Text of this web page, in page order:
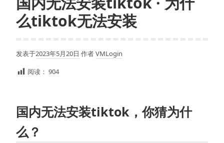
么tiktok无法安装
发表于2023年5月20日 作者VMLogin
阅读： 904
国内无法安装tiktok，你猜为什
么？